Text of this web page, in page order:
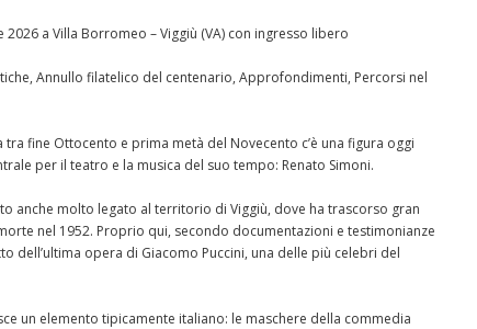
a Villa Borromeo – Viggiù (VA) con ingresso libero
Annullo filatelico del centenario, Approfondimenti, Percorsi nel
fine Ottocento e prima metà del Novecento c’è una figura oggi
per il teatro e la musica del suo tempo: Renato Simoni.
anche molto legato al territorio di Viggiù, dove ha trascorso gran
nel 1952. Proprio qui, secondo documentazioni e testimonianze
dell’ultima opera di Giacomo Puccini, una delle più celebri del
un elemento tipicamente italiano: le maschere della commedia